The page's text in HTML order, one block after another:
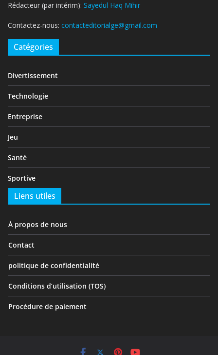
Rédacteur (par intérim): Sayedul Haq Mihir
Contactez-nous: contacteditorialge@gmail.com
Catégories
Divertissement
Technologie
Entreprise
Jeu
Santé
Sportive
Liens utiles
À propos de nous
Contact
politique de confidentialité
Conditions d’utilisation (TOS)
Procédure de paiement